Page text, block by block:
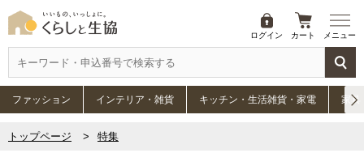
ログイン カート メニュー
ファッション インテリア・雑貨 キッチン・生活雑貨・家電 家具
トップページ 特集